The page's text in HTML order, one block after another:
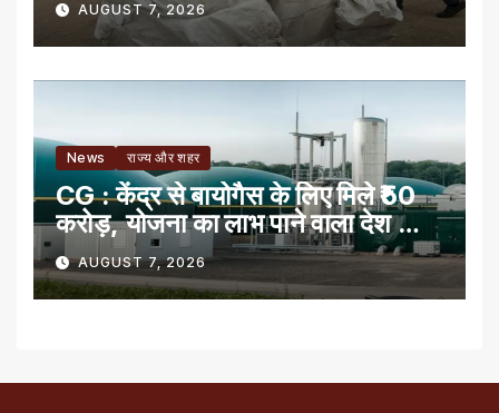
AUGUST 7, 2026
News राज्य और शहर
CG : केंद्र से बायोगैस के लिए मिले ₹50
करोड़, योजना का लाभ पाने वाला देश का
पहला राज्य
AUGUST 7, 2026